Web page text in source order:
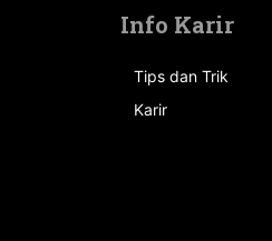
Info Karir
Tips dan Trik
Karir